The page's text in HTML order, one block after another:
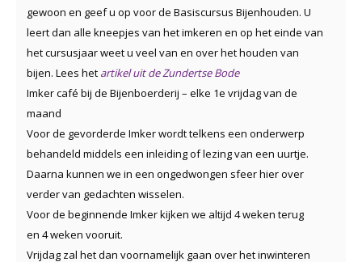
gewoon en geef u op voor de Basiscursus Bijenhouden. U
leert dan alle kneepjes van het imkeren en op het einde van
het cursusjaar weet u veel van en over het houden van
bijen. Lees het artikel uit de Zundertse Bode
Imker café bij de Bijenboerderij – elke 1e vrijdag van de
maand
Voor de gevorderde Imker wordt telkens een onderwerp
behandeld middels een inleiding of lezing van een uurtje.
Daarna kunnen we in een ongedwongen sfeer hier over
verder van gedachten wisselen.
Voor de beginnende Imker kijken we altijd 4 weken terug
en 4 weken vooruit.
Vrijdag zal het dan voornamelijk gaan over het inwinteren